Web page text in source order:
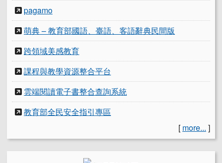
pagamo
萌典 – 教育部國語、臺語、客語辭典民間版
跨領域美感教育
課程與教學資源整合平台
雲端閱讀電子書整合查詢系統
教育部全民安全指引專區
[ more... ]